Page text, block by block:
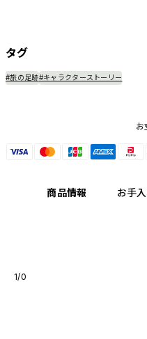
タグ
#旅の足跡#キャラクターストーリー
お
商品情報 お手
1/0